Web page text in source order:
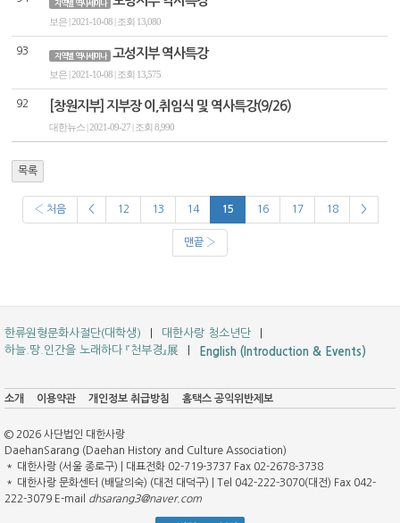
지역별 역사세미나
보은 | 2021-10-08 | 조회 13,080
93 지역별 역사세미나 고성지부 역사특강
보은 | 2021-10-08 | 조회 13,575
92 [창원지부] 지부장 이,취임식 및 역사특강(9/26)
대한뉴스 | 2021-09-27 | 조회 8,990
목록
‹ 처음 < 12 13 14 15 16 17 18 >
맨끝 ›
한류원형문화사절단(대학생)
대한사랑 청소년단
하늘.땅.인간을 노래하다 『천부경』展
English (Introduction & Events)
소개 이용약관 개인정보 취급방침 홈택스 공익위반제보
© 2026 사단법인 대한사랑
DaehanSarang (Daehan History and Culture Association)
＊ 대한사랑 (서울 종로구) | 대표전화 02-719-3737 Fax 02-2678-3738
＊ 대한사랑 문화센터 (배달의숙) (대전 대덕구) | Tel 042-222-3070(대전) Fax 042-
222-3079 E-mail dhsarang3@naver.com